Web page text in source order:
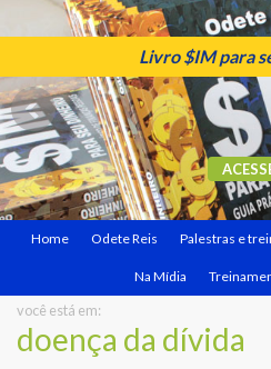
Livro $IM para
Home Odete Reis Palestras e
Na Mídia
você está em:
doença da dívida